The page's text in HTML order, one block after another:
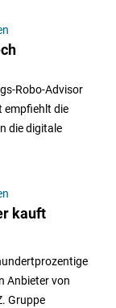
Robo-Advisor
empfiehlt die
die digitale
kauft
Anbieter von
Gruppe